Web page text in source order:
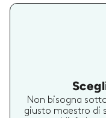
Non bisogna
giusto maestro di